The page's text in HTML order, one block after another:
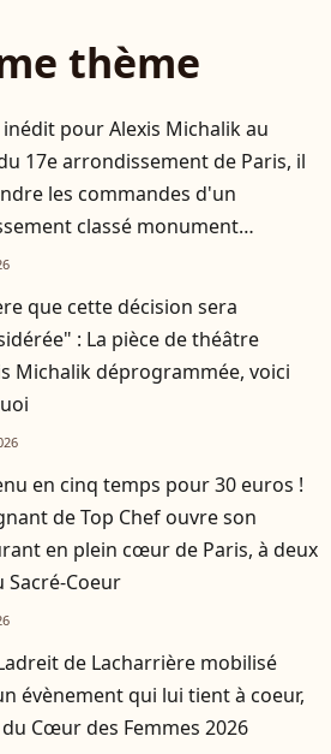
thème
pour Alexis Michalik au
17e arrondissement de Paris, il
les commandes d'un
classé monument
que cette décision sera
: La pièce de théâtre
Michalik déprogrammée, voici
en cinq temps pour 30 euros !
de Top Chef ouvre son
en plein cœur de Paris, à deux
Sacré-Coeur
de Lacharrière mobilisé
évènement qui lui tient à coeur,
du Cœur des Femmes 2026